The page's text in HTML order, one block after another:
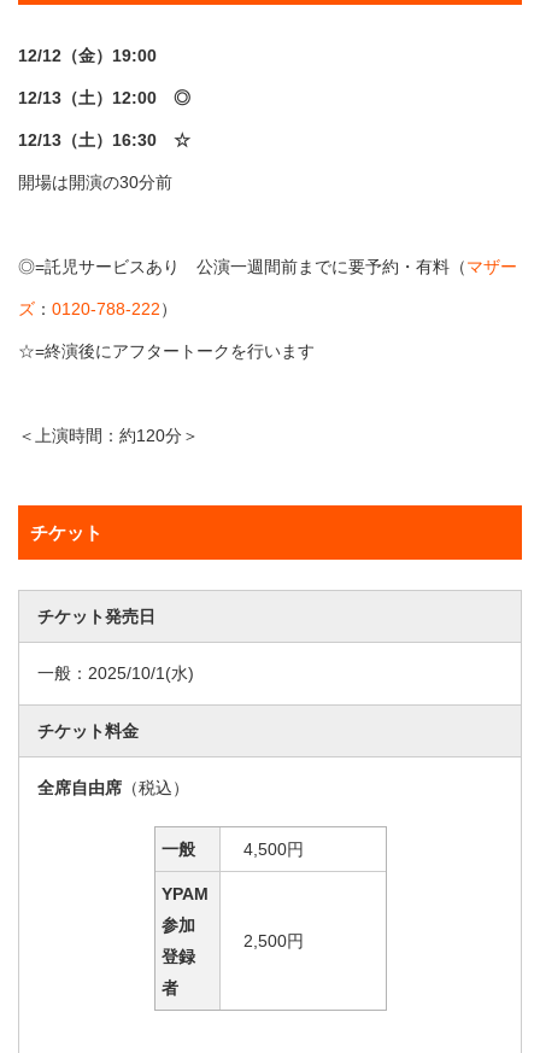
12/12（金）19:00
12/13（土）12:00 ◎
12/13（土）16:30 ☆
開場は開演の30分前
◎=託児サービスあり 公演一週間前までに要予約・有料（マザー
ズ ： 0120-788-222）
☆=終演後にアフタートークを行います
＜上演時間：約120分＞
チケット
チケット発売日
一般： 2025/10/1(水)
チケット料金
全席自由席 （税込）
一般 4,500円
YPAM
参加
登録
者
2,500円